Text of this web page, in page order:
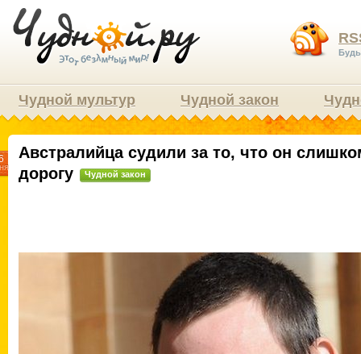
Чудной мультур Чудной закон
Австралийца судили за то, что он
дорогу
Чудной закон